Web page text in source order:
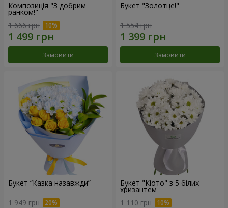
Композиція "З добрим
ранком!"
1 666 грн
Замовити
Букет "Золотце!"
1 554 грн
Замовити
Букет “Казка назавжди”
1 949 грн
Букет "Кіото" з 5 білих
хризантем
1 110 грн